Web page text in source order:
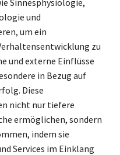
und
um ein
zu
und externe Einflüsse
in Bezug auf
Diese
nicht nur tiefere
ermöglichen, sondern
indem sie
Services im Einklang